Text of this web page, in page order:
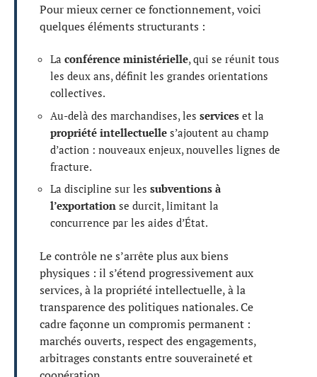
Pour mieux cerner ce fonctionnement, voici
quelques éléments structurants :
La conférence ministérielle, qui se réunit tous
les deux ans, définit les grandes orientations
collectives.
Au-delà des marchandises, les services et la
propriété intellectuelle s’ajoutent au champ
d’action : nouveaux enjeux, nouvelles lignes de
fracture.
La discipline sur les subventions à
l’exportation se durcit, limitant la
concurrence par les aides d’État.
Le contrôle ne s’arrête plus aux biens
physiques : il s’étend progressivement aux
services, à la propriété intellectuelle, à la
transparence des politiques nationales. Ce
cadre façonne un compromis permanent :
marchés ouverts, respect des engagements,
arbitrages constants entre souveraineté et